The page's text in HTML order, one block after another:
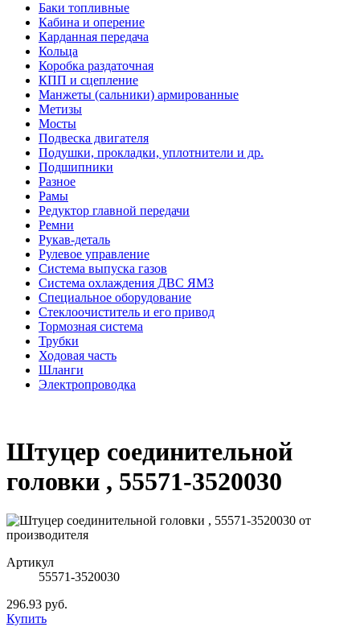
Баки топливные
Кабина и оперение
Карданная передача
Кольца
Коробка раздаточная
КПП и сцепление
Манжеты (сальники) армированные
Метизы
Мосты
Подвеска двигателя
Подушки, прокладки, уплотнители и др.
Подшипники
Разное
Рамы
Редуктор главной передачи
Ремни
Рукав-деталь
Рулевое управление
Система выпуска газов
Система охлаждения ДВС ЯМЗ
Специальное оборудование
Стеклоочиститель и его привод
Тормозная система
Трубки
Ходовая часть
Шланги
Электропроводка
Штуцер соединительной
головки , 55571-3520030
Артикул
55571-3520030
296.93 руб.
Купить